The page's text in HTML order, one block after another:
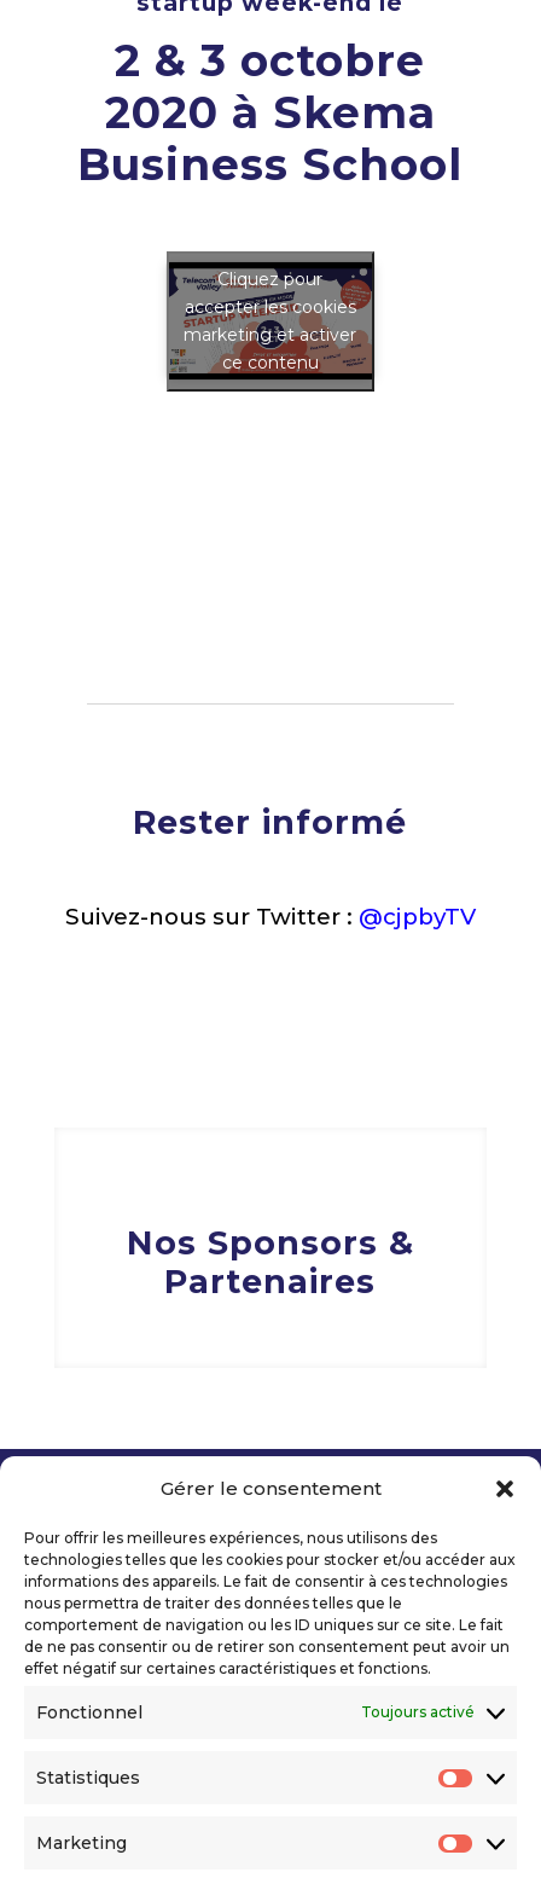
Gérer le consentement
Pour offrir les meilleures expériences, nous utilisons des
technologies telles que les cookies pour stocker et/ou accéder aux
informations des appareils. Le fait de consentir à ces technologies
nous permettra de traiter des données telles que le
comportement de navigation ou les ID uniques sur ce site. Le fait
de ne pas consentir ou de retirer son consentement peut avoir un
effet négatif sur certaines caractéristiques et fonctions.
Fonctionnel Toujours activé
Statistiques
Marketing
2 & 3 octobre
2020 à Skema
Business School
Cliquez pour
accepter les cookies
marketing et activer
ce contenu
Rester informé
Suivez-nous sur Twitter : @cjpbyTV
Nos Sponsors &
Partenaires
Mentions légales
Politique de confidentialité
Déclaration d’accessibilité numérique
Ils nous soutiennent